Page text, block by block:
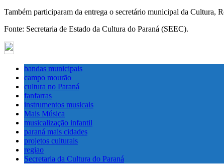
Também participaram da entrega o secretário municipal da Cultura,
Fonte: Secretaria de Estado da Cultura do Paraná (SEEC).
bandas municipais
campo mourão
cultura no Paraná
fanfarras
instrumentos musicais
Mais Música
musicalização infantil
paraná mais cidades
projetos culturais
regiao
Secretaria da Cultura do Paraná